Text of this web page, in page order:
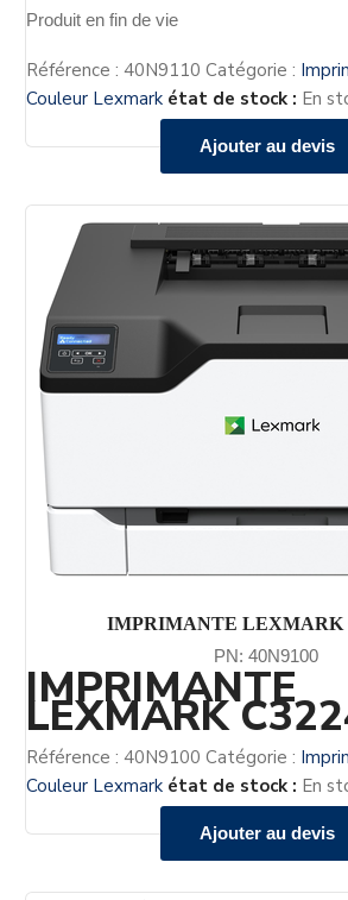
Ajouter au devis
Produit en fin de vie
Référence :40N9110 Catégorie :
Couleur Lexmark état de stock : En
IMPRIMANTE LEXMARK
PN: 40N9100
Ajouter au devis
IMPRIMANTE
LEXMARK
Référence :40N9100 Catégorie :
Couleur Lexmark état de stock : En